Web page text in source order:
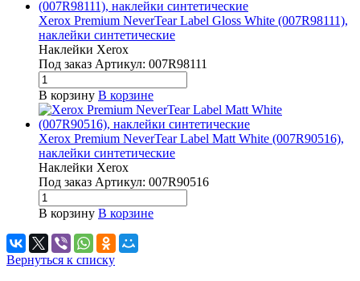
Xerox Premium NeverTear Label Gloss White (007R98111),
наклейки синтетические
Наклейки Xerox
Под заказ Артикул: 007R98111
В корзину В корзине
Xerox Premium NeverTear Label Matt White (007R90516),
наклейки синтетические
Наклейки Xerox
Под заказ Артикул: 007R90516
В корзину В корзине
Вернуться к списку